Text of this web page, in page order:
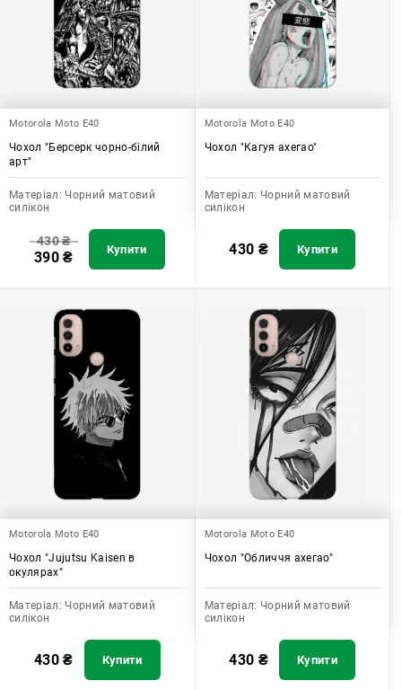
Motorola Moto E40
Чохол "Берсерк чорно-білий
арт"
Матеріал: Чорний матовий
силікон
430₴
390₴ Купити
Motorola Moto E40
Чохол "Кагуя ахегао"
Матеріал: Чорний матовий
силікон
430 ₴ Купити
Motorola Moto E40
Чохол "Jujutsu Kaisen в
окулярах"
Матеріал: Чорний матовий
силікон
430₴ Купити
Motorola Moto E40
Чохол "Обличчя ахегао"
Матеріал: Чорний матовий
силікон
430 ₴ Купити